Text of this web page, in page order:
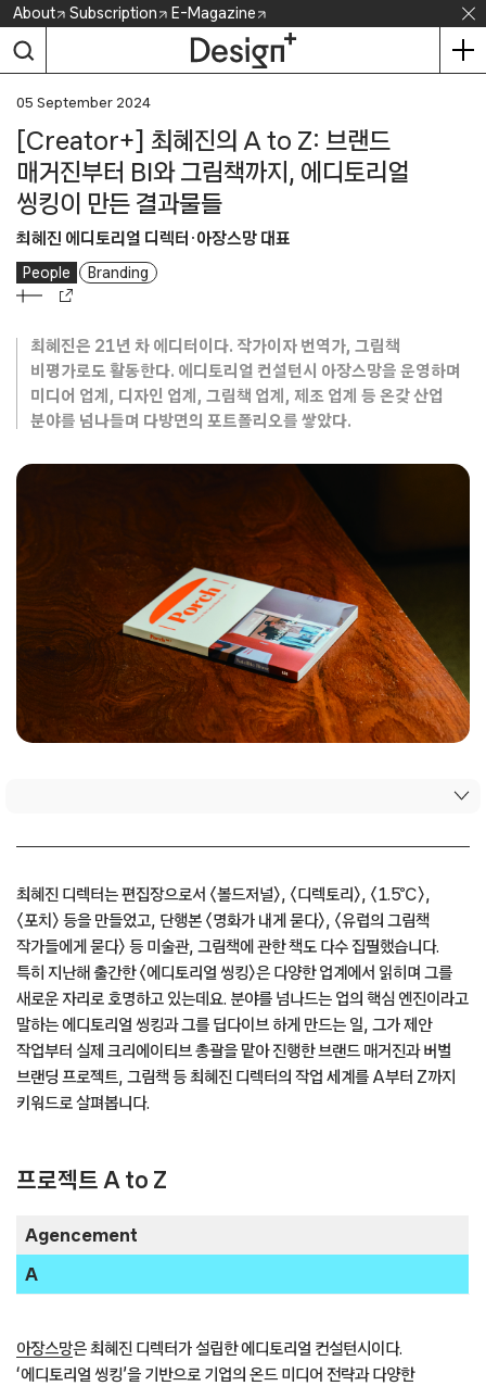
Skip
content
About Subscription E-Magazine
05 September 2024
[Creator+] 최혜진의 A to Z: 브랜드
매거진부터 BI와 그림책까지, 에디토리얼
씽킹이 만든 결과물들
최혜진 에디토리얼 디렉터·아장스망 대표
People Branding
최혜진은 21년 차 에디터이다. 작가이자 번역가, 그림책
비평가로도 활동한다. 에디토리얼 컨설턴시 아장스망을 운영하며
미디어 업계, 디자인 업계, 그림책 업계, 제조 업계 등 온갖 산업
분야를 넘나들며 다방면의 포트폴리오를 쌓았다.
최혜진 디렉터는 편집장으로서 〈볼드저널〉, 〈디렉토리〉, 〈1.5℃〉,
〈포치〉 등을 만들었고, 단행본 〈명화가 내게 묻다〉, 〈유럽의 그림책
작가들에게 묻다〉 등 미술관, 그림책에 관한 책도 다수 집필했습니다.
특히 지난해 출간한 〈에디토리얼 씽킹〉은 다양한 업계에서 읽히며 그를
새로운 자리로 호명하고 있는데요. 분야를 넘나드는 업의 핵심 엔진이라고
말하는 에디토리얼 씽킹과 그를 딥다이브 하게 만드는 일, 그가 제안
작업부터 실제 크리에이티브 총괄을 맡아 진행한 브랜드 매거진과 버벌
브랜딩 프로젝트, 그림책 등 최혜진 디렉터의 작업 세계를 A부터 Z까지
키워드로 살펴봅니다.
프로젝트 A to Z
Agencement
A
아장스망은 최혜진 디렉터가 설립한 에디토리얼 컨설턴시이다.
‘에디토리얼 씽킹’을 기반으로 기업의 온드 미디어 전략과 다양한